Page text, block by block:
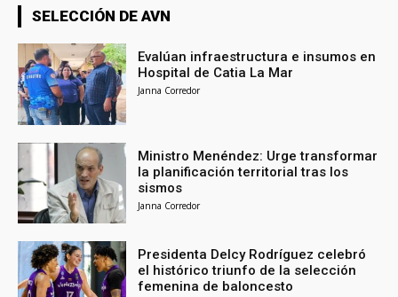
SELECCIÓN DE AVN
Evalúan infraestructura e insumos en
Hospital de Catia La Mar
Janna Corredor
Ministro Menéndez: Urge transformar
la planificación territorial tras los
sismos
Janna Corredor
Presidenta Delcy Rodríguez celebró
el histórico triunfo de la selección
femenina de baloncesto